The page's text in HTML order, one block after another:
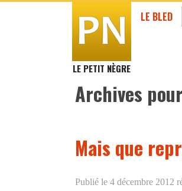
LE PETIT NÈGRE
LE BLED
Archives
Mais que
Publié le 4 décembre 2012